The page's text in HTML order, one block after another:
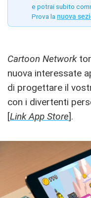
e potrai subito
Prova la nuova
Cartoon Network
nuova interessate
di progettare il
con i divertenti
[Link App Store].